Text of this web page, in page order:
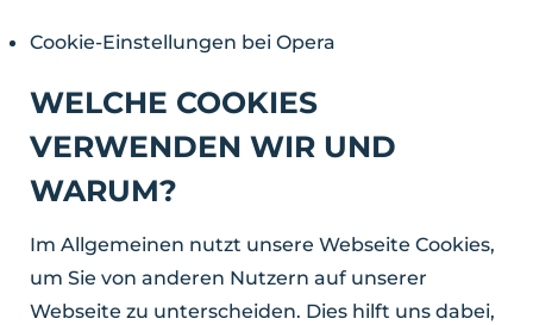
Cookie-Einstellungen bei Opera
WELCHE COOKIES
VERWENDEN WIR UND
WARUM?
Im Allgemeinen nutzt unsere Webseite Cookies,
um Sie von anderen Nutzern auf unserer
Webseite zu unterscheiden. Dies hilft uns dabei,